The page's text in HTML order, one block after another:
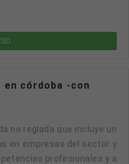
en empresas del sector y
profesionales y a